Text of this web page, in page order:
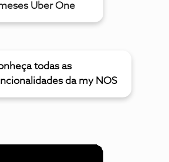
Uber One
todas as
da my NOS